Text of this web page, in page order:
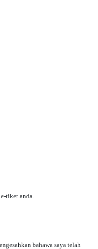
tiket anda.
bahawa saya telah